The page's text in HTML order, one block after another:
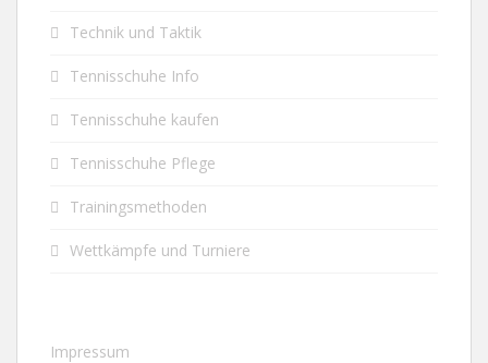
Technik und Taktik
Tennisschuhe Info
Tennisschuhe kaufen
Tennisschuhe Pflege
Trainingsmethoden
Wettkämpfe und Turniere
Impressum